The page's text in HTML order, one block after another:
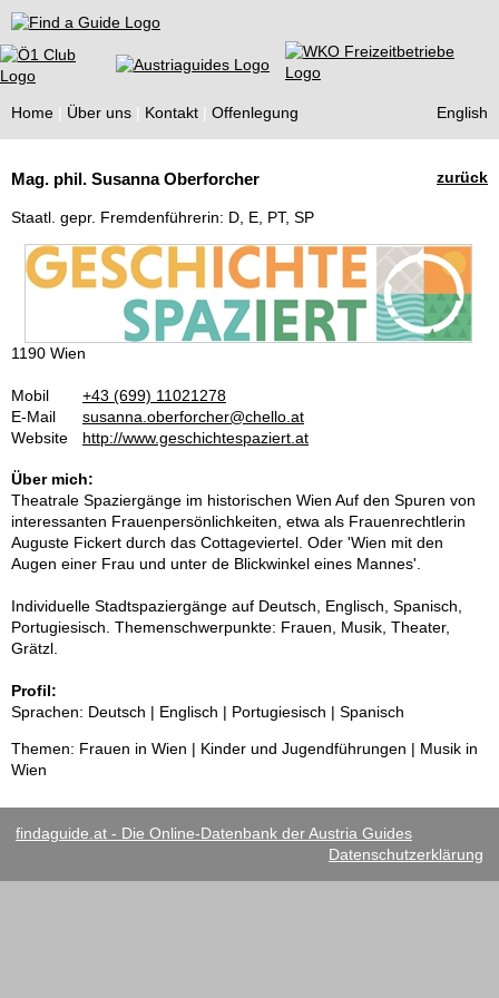
Find a Guide
Home Über uns Kontakt Offenlegung English
Guides
zurück
Mag. phil. Susanna Oberforcher
Staatl. gepr. Fremdenführerin: D, E, PT, SP
1190 Wien
Mobil
+43 (699) 11021278
E-Mail
susanna.oberforcher@chello.at
Website
http://www.geschichtespaziert.at
Über mich:
Theatrale Spaziergänge im historischen Wien Auf den Spuren von
interessanten Frauenpersönlichkeiten, etwa als Frauenrechtlerin
Auguste Fickert durch das Cottageviertel. Oder 'Wien mit den
Augen einer Frau und unter de Blickwinkel eines Mannes'.
Individuelle Stadtspaziergänge auf Deutsch, Englisch, Spanisch,
Portugiesisch. Themenschwerpunkte: Frauen, Musik, Theater,
Grätzl.
Profil:
Sprachen: Deutsch | Englisch | Portugiesisch | Spanisch
Themen: Frauen in Wien | Kinder und Jugendführungen | Musik in
Wien
findaguide.at - Die Online-Datenbank der Austria Guides
Datenschutzerklärung